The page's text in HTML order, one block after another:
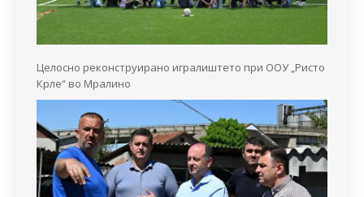
Целосно реконструирано игралиштето при ООУ „Ристо
Крле“ во Мралино